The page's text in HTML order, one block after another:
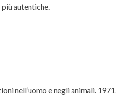
autentiche.
nell’uomo e negli animali.